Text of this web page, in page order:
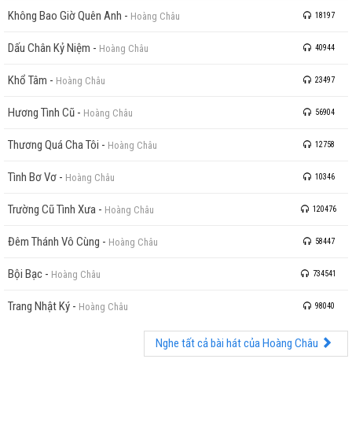
Không Bao Giờ Quên Anh - Hoàng Châu 18197
Dấu Chân Kỷ Niệm - Hoàng Châu 40944
Khổ Tâm - Hoàng Châu 23497
Hương Tình Cũ - Hoàng Châu 56904
Thương Quá Cha Tôi - Hoàng Châu 12758
Tình Bơ Vơ - Hoàng Châu 10346
Trường Cũ Tình Xưa - Hoàng Châu 120476
Đêm Thánh Vô Cùng - Hoàng Châu 58447
Bội Bạc - Hoàng Châu 734541
Trang Nhật Ký - Hoàng Châu 98040
Nghe tất cả bài hát của Hoàng Châu